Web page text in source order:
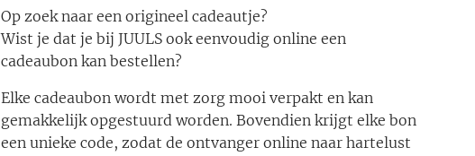
Op zoek naar een origineel cadeautje?
Wist je dat je bij JUULS ook eenvoudig online een
cadeaubon kan bestellen?
Elke cadeaubon wordt met zorg mooi verpakt en kan
gemakkelijk opgestuurd worden. Bovendien krijgt elke bon
een unieke code, zodat de ontvanger online naar hartelust